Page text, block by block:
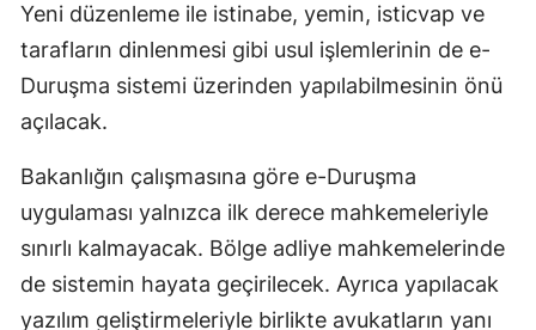
Yeni düzenleme ile istinabe, yemin, isticvap ve
tarafların dinlenmesi gibi usul işlemlerinin de e-
Duruşma sistemi üzerinden yapılabilmesinin önü
açılacak.
Bakanlığın çalışmasına göre e-Duruşma
uygulaması yalnızca ilk derece mahkemeleriyle
sınırlı kalmayacak. Bölge adliye mahkemelerinde
de sistemin hayata geçirilecek. Ayrıca yapılacak
yazılım geliştirmeleriyle birlikte avukatların yanı